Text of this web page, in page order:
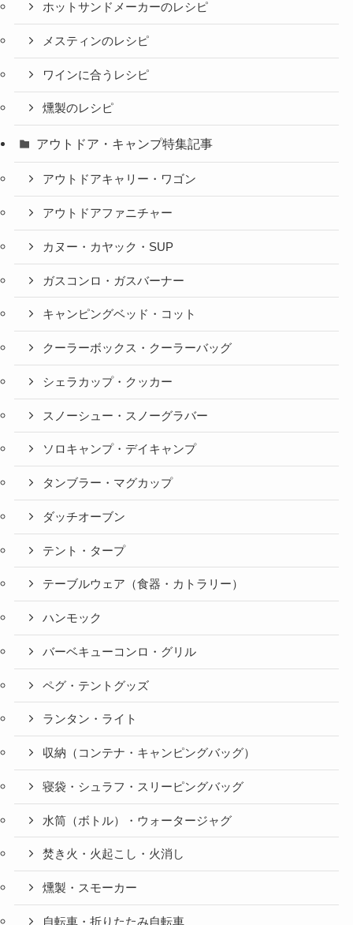
ホットサンドメーカーのレシピ
メスティンのレシピ
ワインに合うレシピ
燻製のレシピ
アウトドア・キャンプ特集記事
アウトドアキャリー・ワゴン
アウトドアファニチャー
カヌー・カヤック・SUP
ガスコンロ・ガスバーナー
キャンピングベッド・コット
クーラーボックス・クーラーバッグ
シェラカップ・クッカー
スノーシュー・スノーグラバー
ソロキャンプ・デイキャンプ
タンブラー・マグカップ
ダッチオーブン
テント・タープ
テーブルウェア（食器・カトラリー）
ハンモック
バーベキューコンロ・グリル
ペグ・テントグッズ
ランタン・ライト
収納（コンテナ・キャンピングバッグ）
寝袋・シュラフ・スリーピングバッグ
水筒（ボトル）・ウォータージャグ
焚き火・火起こし・火消し
燻製・スモーカー
自転車・折りたたみ自転車